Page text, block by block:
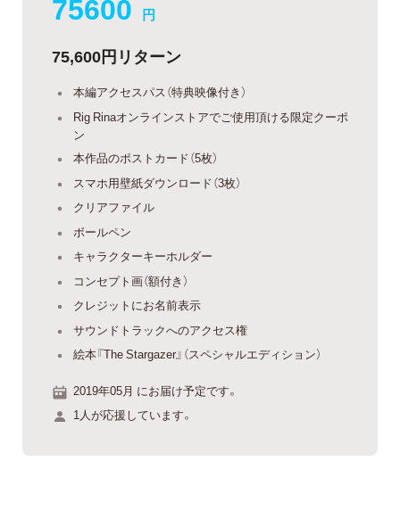
円
75,600円リターン
本編アクセスパス（特典映像付き）
Rig Rinaオンラインストアでご使用頂ける限定クーポ
ン
本作品のポストカード（5枚）
スマホ用壁紙ダウンロード（3枚）
クリアファイル
ボールペン
キャラクターキーホルダー
コンセプト画（額付き）
クレジットにお名前表示
サウンドトラックへのアクセス権
絵本『The Stargazer』（スペシャルエディション）
2019年05月 にお届け予定です。
1人が応援しています。